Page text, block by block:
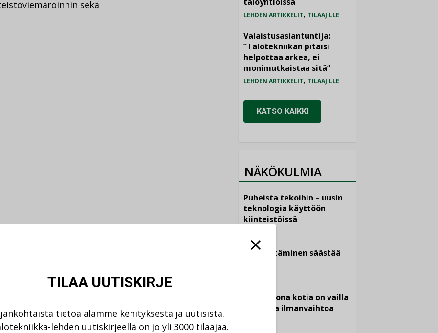
sekä
LEHDEN ARTIKKELIT, TILAAJILLE
Valaistusasiantuntija:
”Talotekniikan pitäisi
helpottaa arkea, ei
monimutkaistaa sitä”
LEHDEN ARTIKKELIT, TILAAJILLE
KATSO KAIKKI
NÄKÖKULMIA
Puheista tekoihin – uusin
teknologia käyttöön
kiinteistöissä
Sähköistäminen säästää
Yli miljoona kotia on vailla
toimivaa ilmanvaihtoa
TILAA UUTISKIRJE
tietoa alamme kehityksestä ja uutisista.
lehden uutiskirjeellä on jo yli 3000 tilaajaa.